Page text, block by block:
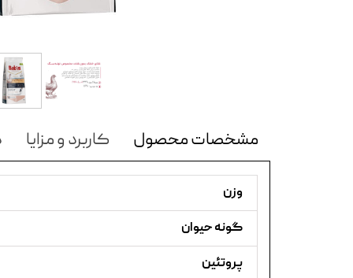
مشخصات محصول کاربرد و مزایا
وزن
گونه حیوان
پروتئین